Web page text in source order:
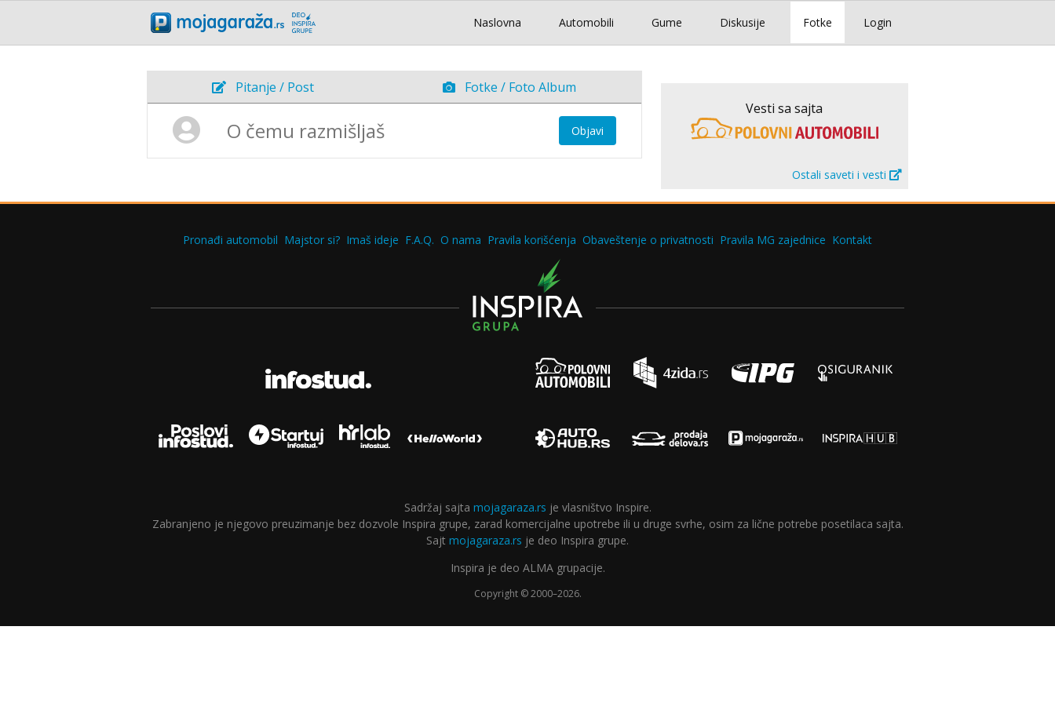
Login
Naslovna Automobili Gume Diskusije Fotke
Pitanje / Post Fotke / Foto Album
Objavi
Vesti sa sajta
Ostali saveti i vesti
Pronađi automobil Majstor si? Imaš ideje F.A.Q. O nama Pravila korišćenja Obaveštenje o privatnosti Pravila MG zajednice Kontakt
Sadržaj sajta mojagaraza.rs je vlasništvo Inspire.
Zabranjeno je njegovo preuzimanje bez dozvole Inspira grupe, zarad komercijalne upotrebe ili u druge svrhe, osim za lične potrebe posetilaca sajta.
Sajt mojagaraza.rs je deo Inspira grupe.
Inspira je deo ALMA grupacije.
Copyright © 2000–2026.